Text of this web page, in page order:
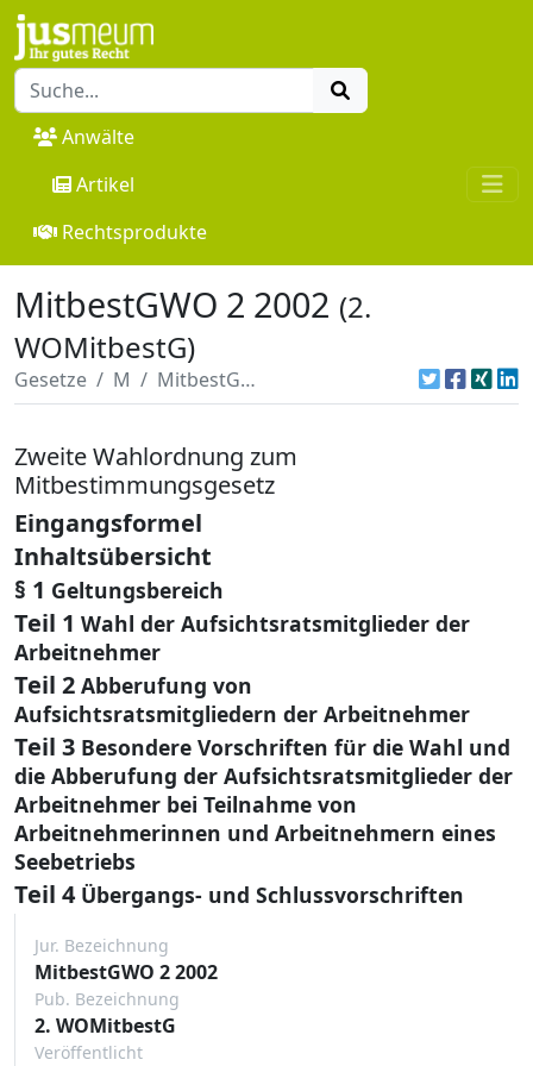
Anwälte
Artikel
Rechtsprodukte
MitbestGWO 2 2002 (2.
WOMitbestG)
Gesetze M MitbestGWO 2 2002
Zweite Wahlordnung zum
Mitbestimmungsgesetz
Eingangsformel
Inhaltsübersicht
§ 1 Geltungsbereich
Teil 1 Wahl der Aufsichtsratsmitglieder der
Arbeitnehmer
Teil 2 Abberufung von
Aufsichtsratsmitgliedern der Arbeitnehmer
Teil 3 Besondere Vorschriften für die Wahl und
die Abberufung der Aufsichtsratsmitglieder der
Arbeitnehmer bei Teilnahme von
Arbeitnehmerinnen und Arbeitnehmern eines
Seebetriebs
Teil 4 Übergangs- und Schlussvorschriften
Jur. Bezeichnung
MitbestGWO 2 2002
Pub. Bezeichnung
2. WOMitbestG
Veröffentlicht